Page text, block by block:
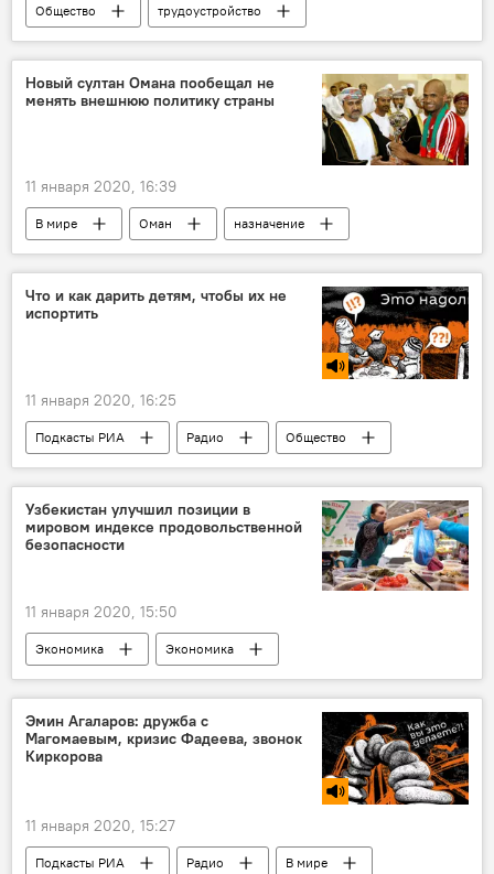
Общество
трудоустройство
работа
ГУВД Ташкента Узбекистан
Новый султан Омана пообещал не
менять внешнюю политику страны
11 января 2020, 16:39
В мире Оман
назначение
Ближний Восток
Что и как дарить детям, чтобы их не
испортить
11 января 2020, 16:25
Подкасты РИА Радио Общество
Узбекистан улучшил позиции в
мировом индексе продовольственной
безопасности
11 января 2020, 15:50
Экономика Экономика
Эмин Агаларов: дружба с
Магомаевым, кризис Фадеева, звонок
Киркорова
11 января 2020, 15:27
Подкасты РИА Радио
В мире